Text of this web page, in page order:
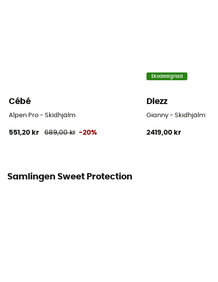
Nej
Nej
CE-standard
Cébé
Alpen Pro - Skidhjälm
551,20 kr 689,00 kr -20%
Ekodesignad
Diezz
Gianny - Skidhjälm
2419,00 kr
Samlingen Sweet Protection